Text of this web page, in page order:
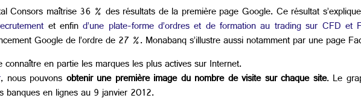
Consors maîtrise 36 % des résultats de la première page Google. Ce résultat
et enfind’une plate-forme d’ordres et de formation au trading sur CFD et
Google de l’ordre de 27 %. Monabanq s’illustre aussi notamment par une page
en partie les marques les plus actives sur Internet.
, nous pouvons obtenir une première image du nombre de visite sur chaque site. Le
banques en lignes au 9 janvier 2012.